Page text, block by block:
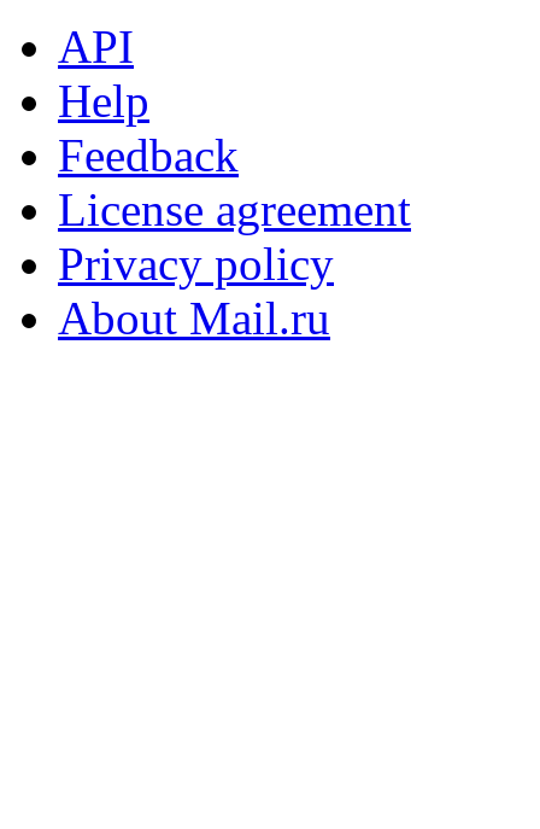
API
Help
Feedback
License agreement
Privacy policy
About Mail.ru